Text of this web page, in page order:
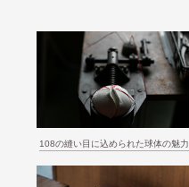
108の縫い目に込められた球体の魅力